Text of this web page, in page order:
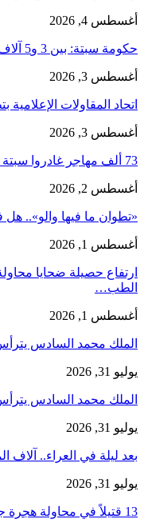
أغسطس 4, 2026
حكومة سبتة: بين 3 و5 آلاف مهاجر ما زالوا داخل المدينة و862…
أغسطس 3, 2026
اتحاد المقاولات
أغسطس 3, 2026
73 ألف مهاجر غادروا سبتة إلى المغرب وعدد القتلى يرتفع لـ71
أغسطس 2, 2026
«تطوان ما فيها والو».. هل
أغسطس 1, 2026
الطب…
أغسطس 1, 2026
الملك محمد السادس
يوليو 31, 2026
الملك محمد السادس
يوليو 31, 2026
بعد ليلة في العراء.. آلاف
يوليو 31, 2026
13 قتيلاً في محاولة هجرة جماعية نحو سبتة المحتلة